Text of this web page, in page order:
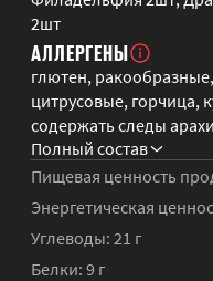
2шт
АЛЛЕРГЕНЫ
глютен,
цитрусовые, горчица,
содержать следы
Полный состав
Пищевая ценность
Энергетическая
Углеводы: 21 г
Белки: 9 г